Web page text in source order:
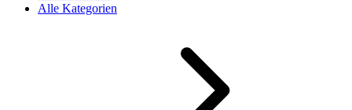
Alle Kategorien